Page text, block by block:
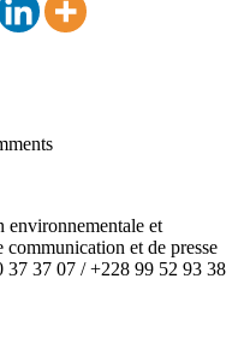
environnementale et
communication et de presse
37 07 / +228 99 52 93 38